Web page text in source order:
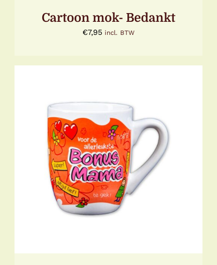
Cartoon mok- Bedankt
€7,95 incl. BTW
TOEVOEGEN AAN WINKELWAGEN
DETAILS